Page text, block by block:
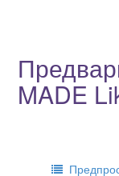
MADE